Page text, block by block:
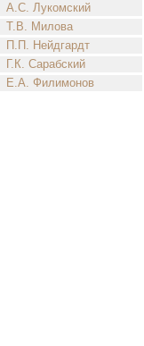
А.С. Лукомский
Т.В. Милова
П.П. Нейдгардт
Г.К. Сарабский
Е.А. Филимонов